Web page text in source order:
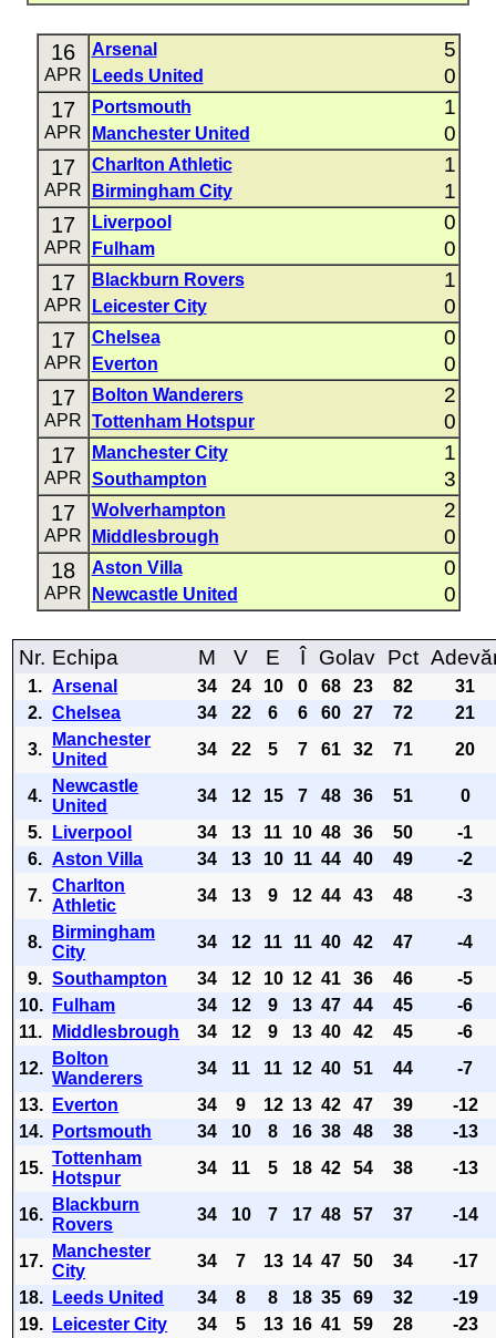
16
APR
Arsenal 5
Leeds United 0
17
APR
Portsmouth 1
Manchester United 0
17
APR
Charlton Athletic 1
Birmingham City 1
17
APR
Liverpool 0
Fulham 0
17
APR
Blackburn Rovers 1
Leicester City 0
17
APR
Chelsea 0
Everton 0
17
APR
Bolton Wanderers 2
Tottenham Hotspur 0
17
APR
Manchester City 1
Southampton 3
17
APR
Wolverhampton 2
Middlesbrough 0
18
APR
Aston Villa 0
Newcastle United 0
Nr. Echipa M V E Î Golav Pct
1. Arsenal 34 24 10 0 68 23 82
31
2. Chelsea 34 22 6 6 60 27 72
21
3.
Manchester
United
34 22 5 7 61 32 71 20
4.
Newcastle
United
34 12 15 7 48 36 51
0
5.
Liverpool 34 13 11 10 48 36 50
-1
6. Aston Villa 34 13 10 11 44 40 49
-2
7.
Charlton
Athletic
34 13 9 12 44 43 48 -3
8.
Birmingham
City
34 12 11 11 40 42 47
-4
9. Southampton 34 12 10 12 41 36 46
-5
10.
Fulham 34 12 9 13 47 44 45
-6
11.
Middlesbrough 34 12 9 13 40 42 45
-6
12.
Bolton
Wanderers
34 11 11 12 40 51 44
-7
13.
Everton 34 9 12 13 42 47 39
-12
14.
Portsmouth 34 10 8 16 38 48 38
-13
15.
Tottenham
Hotspur
34 11 5 18 42 54 38 -13
16.
Blackburn
Rovers
34 10 7 17 48 57 37 -14
17.
Manchester
City
34 7 13 14 47 50 34
-17
18.
Leeds United 34 8 8 18 35 69 32
-19
19.
Leicester City 34 5 13 16 41 59 28 -23